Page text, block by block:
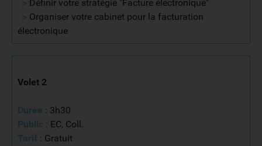
> Définir votre stratégie "Facture électronique"
> Organiser votre cabinet pour la facturation
électronique
Volet 2
Durée : 3h30
Public : EC, Coll.
Tarif : Gratuit